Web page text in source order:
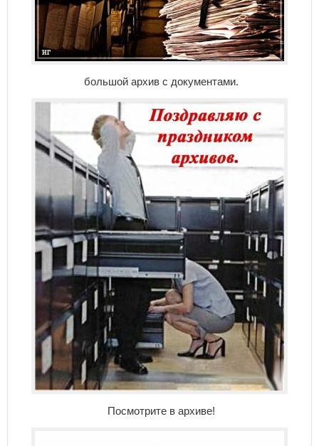
большой архив с документами.
Посмотрите в архиве!